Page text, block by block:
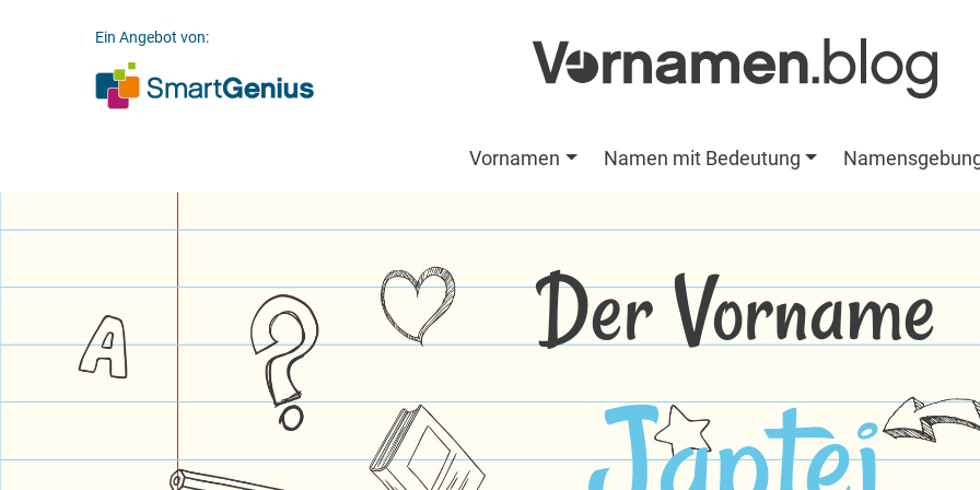
Ein Angebot von:
Vornamen Namen mit Bedeutung
Der Vorname